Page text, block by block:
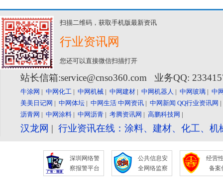
扫描二维码，获取手机版最新资讯
行业资讯网
您还可以直接微信扫描打开
站长信箱:service@cnso360.com 业务QQ:
牛涂网 | 中网化工 | 中网机械 | 中网建材 | 中网机器人 | 中网玻璃 | 中
美美日记网 | 中网体坛 | 中网生活 中网资讯 | 中网新闻 QQ行业资讯网
沥青网 | 中网涂料 | 中网沥青 | 考腾资讯网 | 高鹏科技网 |
汉龙网 | 行业资讯在线：涂料、建材、化工、
深圳网络警
察报警平台
公共信息安
全网络监察
经营
备案